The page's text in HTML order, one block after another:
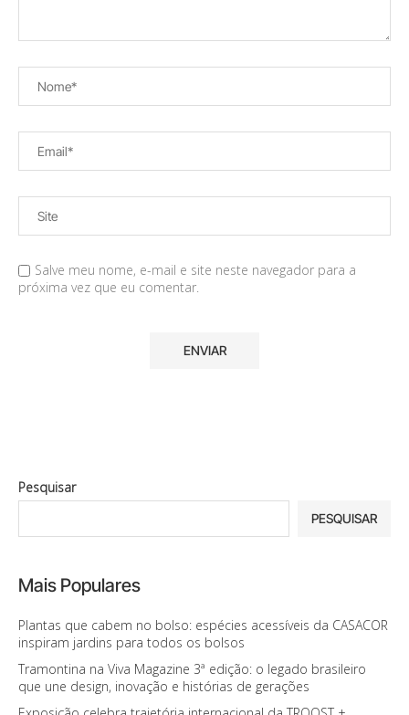
Salve meu nome, e-mail e site neste navegador para a
próxima vez que eu comentar.
Pesquisar
PESQUISAR
Mais Populares
Plantas que cabem no bolso: espécies acessíveis da CASACOR
inspiram jardins para todos os bolsos
Tramontina na Viva Magazine 3ª edição: o legado brasileiro
que une design, inovação e histórias de gerações